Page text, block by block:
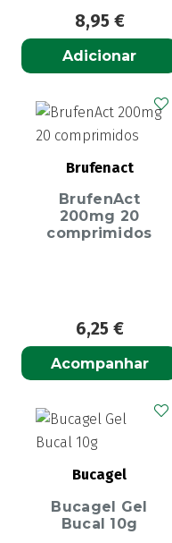
8,95 €
Adicionar
Brufenact
BrufenAct
200mg 20
comprimidos
6,25 €
Acompanhar
Bucagel
Bucagel Gel
Bucal 10g